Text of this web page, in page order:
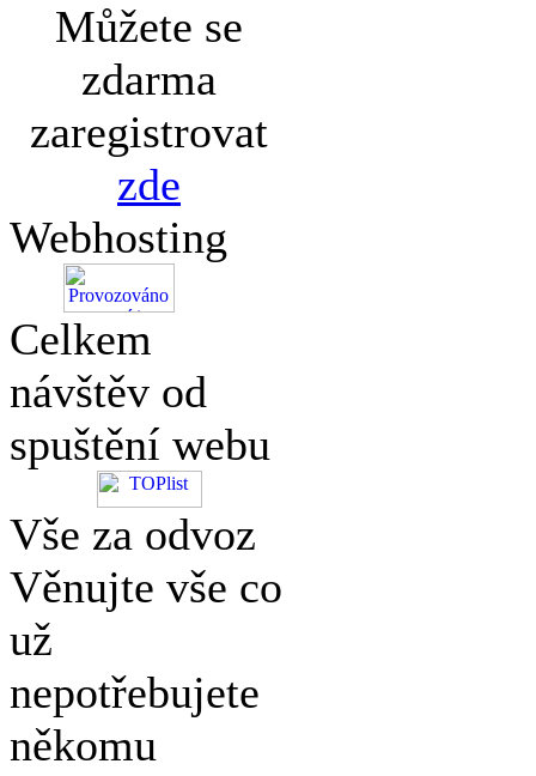
Můžete se
zdarma
zaregistrovat
zde
Webhosting
Celkem
návštěv od
spuštění webu
Vše za odvoz
Věnujte vše co
už
nepotřebujete
někomu